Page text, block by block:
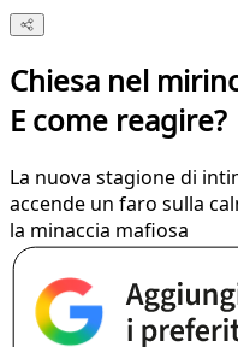
Chiesa nel
E come reagire?
La nuova stagione di
accende un faro sulla
la minaccia mafiosa